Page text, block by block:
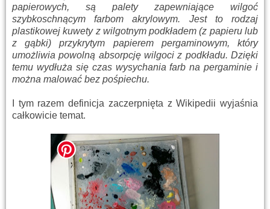
papierowych, są palety zapewniające wilgoć
szybkoschnącym farbom akrylowym. Jest to rodzaj
plastikowej kuwety z wilgotnym podkładem (z papieru lub
z gąbki) przykrytym papierem pergaminowym, który
umożliwia powolną absorpcję wilgoci z podkładu. Dzięki
temu wydłuża się czas wysychania farb na pergaminie i
można malować bez pośpiechu.
I tym razem definicja zaczerpnięta z Wikipedii wyjaśnia
całkowicie temat.